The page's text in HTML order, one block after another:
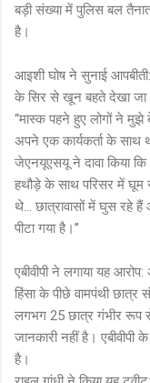
बड़ी संख्या में पुलिस बल
है।
आइशी घोष ने सुनाई
के सिर से खून बहते देखा जा
‘‘मास्क पहने हुए लोगों ने
अपने एक कार्यकर्ता के साथ
जेएनयूएसयू ने दावा किया
हथौड़े के साथ परिसर में घूम
थे… छात्रावासों में घुस रहे हैं
पीटा गया है।’’
एबीवीपी ने लगाया यह आरोप:
हिंसा के पीछे वामपंथी छात्र
लगभग 25 छात्र गंभीर रूप
जानकारी नहीं है। एबीवीपी
है।